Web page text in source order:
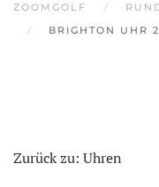
ZOOMGOLF
BRIGHTON UHR
Zurück zu: Uhren